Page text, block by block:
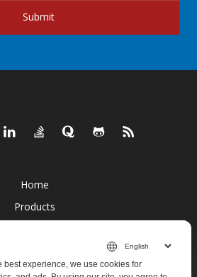
Submit
Home
Products
Docs
best experience, we use cookies for